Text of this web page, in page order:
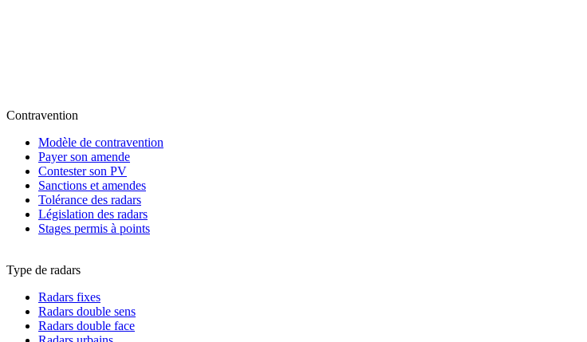
Contravention
Modèle de contravention
Payer son amende
Contester son PV
Sanctions et amendes
Tolérance des radars
Législation des radars
Stages permis à points
Type de radars
Radars fixes
Radars double sens
Radars double face